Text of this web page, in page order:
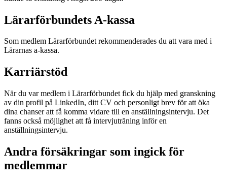
Lärarförbundets A-kassa
Som medlem Lärarförbundet rekommenderades du att vara med i
Lärarnas a-kassa.
Karriärstöd
När du var medlem i Lärarförbundet fick du hjälp med granskning
av din profil på LinkedIn, ditt CV och personligt brev för att öka
dina chanser att få komma vidare till en anställningsintervju. Det
fanns också möjlighet att få intervjuträning inför en
anställningsintervju.
Andra försäkringar som ingick för
medlemmar